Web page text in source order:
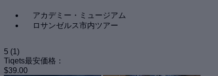
アカデミー・ミュージアム
ロサンゼルス市内ツアー
5 (1)
Tiqets最安価格：
$39.00